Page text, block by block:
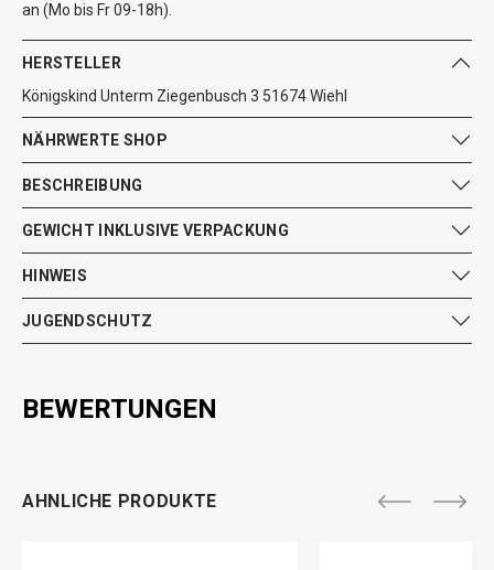
an (Mo bis Fr 09-18h).
HERSTELLER
Königskind Unterm Ziegenbusch 3 51674 Wiehl
NÄHRWERTE SHOP
BESCHREIBUNG
GEWICHT INKLUSIVE VERPACKUNG
HINWEIS
JUGENDSCHUTZ
BEWERTUNGEN
AHNLICHE PRODUKTE